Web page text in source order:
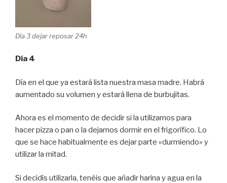
Día 3 dejar reposar 24h
Día 4
Día en el que ya estará lista nuestra masa madre. Habrá
aumentado su volumen y estará llena de burbujitas.
Ahora es el momento de decidir si la utilizamos para
hacer pizza o pan o la dejamos dormir en el frigorífico. Lo
que se hace habitualmente es dejar parte «durmiendo» y
utilizar la mitad.
Si decidís utilizarla, tenéis que añadir harina y agua en la